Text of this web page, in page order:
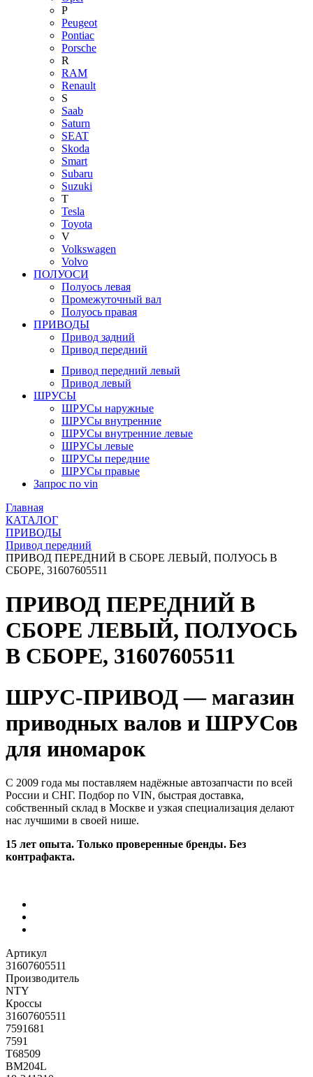
P
Peugeot
Pontiac
Porsche
R
RAM
Renault
S
Saab
Saturn
SEAT
Skoda
Smart
Subaru
Suzuki
T
Tesla
Toyota
V
Volkswagen
Volvo
ПОЛУОСИ
Полуось левая
Промежуточный вал
Полуось правая
ПРИВОДЫ
Привод задний
Привод передний
Привод передний левый
Привод левый
ШРУСЫ
ШРУСы наружные
ШРУСы внутренние
ШРУСы внутренние левые
ШРУСы левые
ШРУСы передние
ШРУСы правые
Запрос по vin
Главная
КАТАЛОГ
ПРИВОДЫ
Привод передний
ПРИВОД ПЕРЕДНИЙ В СБОРЕ ЛЕВЫЙ, ПОЛУОСЬ В
СБОРЕ, 31607605511
ПРИВОД ПЕРЕДНИЙ В
СБОРЕ ЛЕВЫЙ, ПОЛУОСЬ
В СБОРЕ, 31607605511
ШРУС-ПРИВОД — магазин
приводных валов и ШРУСов
для иномарок
С 2009 года мы поставляем надёжные автозапчасти по всей
России и СНГ. Подбор по VIN, быстрая доставка,
собственный склад в Москве и узкая специализация делают
нас лучшими в своей нише.
15 лет опыта. Только проверенные бренды. Без
контрафакта.
Артикул
31607605511
Производитель
NTY
Кроссы
31607605511
7591681
7591
T68509
BM204L